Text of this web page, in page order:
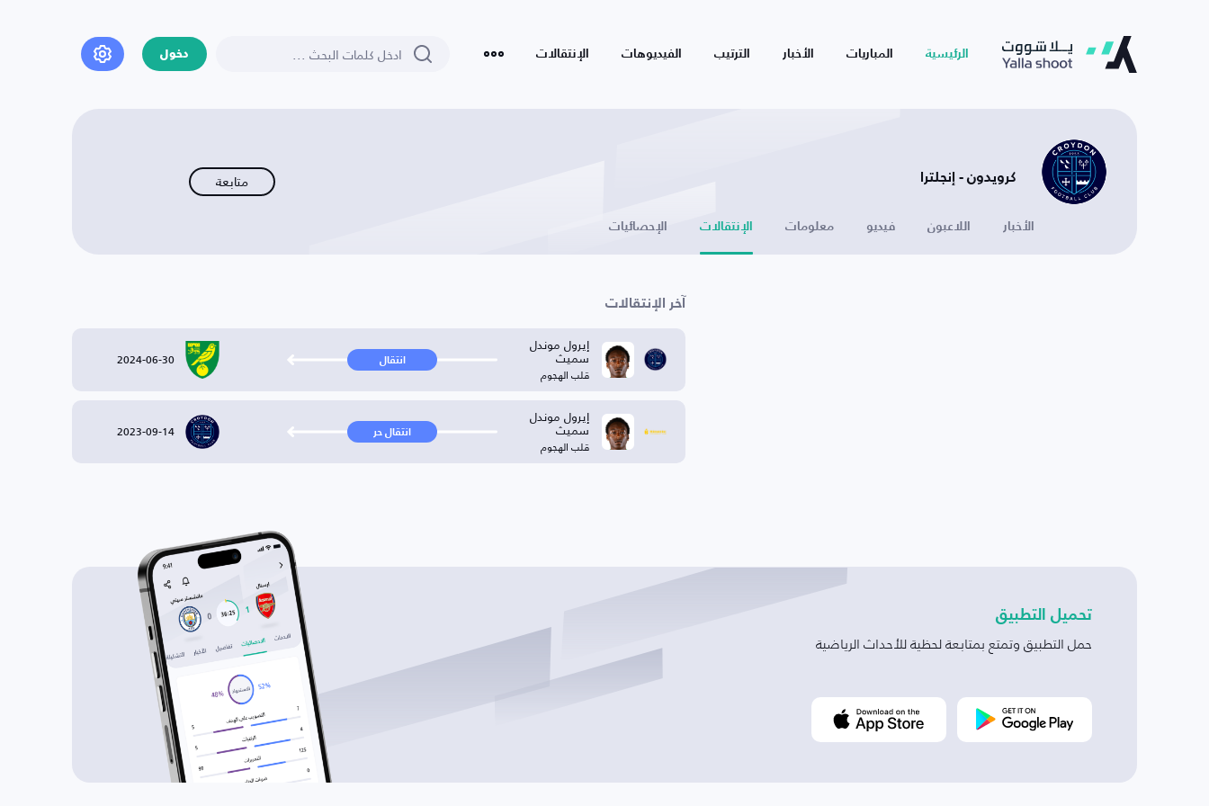
الرئيسية المباريات الأخبار الترتيب الفيديوهات الإنتقالات دخول
كرويدون - إنجلترا متابعة
الأخبار اللاعبون فيديو معلومات الإنتقالات الإحصائيات
آخر الإنتقالات
إيرول موندل
سميث
قلب الهجوم
انتقال 2024-06-30
إيرول موندل
سميث
قلب الهجوم
انتقال حر 2023-09-14
تحميل التطبيق
حمل التطبيق وتمتع بمتابعة لحظية للأحداث الرياضية